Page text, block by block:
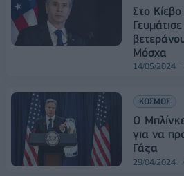
Στο
Μόσχα
14/05/2024 -
ΚΟΣΜΟΣ
Ο
για να
Γάζα
29/04/2024 -